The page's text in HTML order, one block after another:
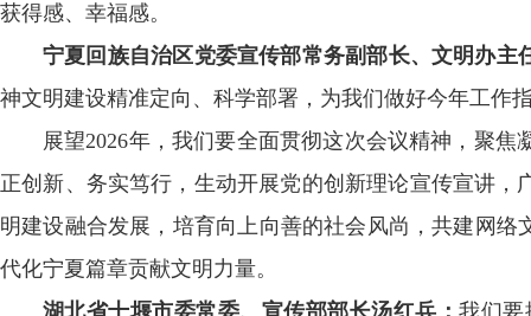
获得感、幸福感。
宁夏回族自治区党委宣传部常务副部长、文明办主
神文明建设精准定向、科学部署，为我们做好今年工
展望2026年，我们要全面贯彻这次会议精神，聚
正创新、务实笃行，生动开展党的创新理论宣传宣讲
明建设融合发展，培育向上向善的社会风尚，共建网
代化宁夏篇章贡献文明力量。
湖北省十堰市委常委、宣传部部长汤红兵：我们要